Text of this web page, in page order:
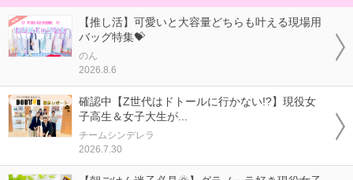
【推し活】可愛いと大容量どちらも叶える現場用
バッグ特集💝
のん
2026.8.6
確認中【Z世代はドトールに行かない!?】現役女
子高生＆女子大生が...
チームシンデレラ
2026.7.30